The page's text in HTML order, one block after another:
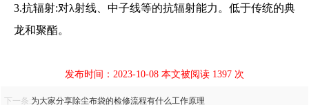
3.抗辐射:对λ射线、中子线等的抗辐射能力。低于传统的典
龙和聚酯。
发布时间：2023-10-08 本文被阅读 1397 次
下一条:为大家分享除尘布袋的检修流程有什么工作原理